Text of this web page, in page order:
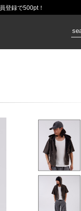
登録で500pt！